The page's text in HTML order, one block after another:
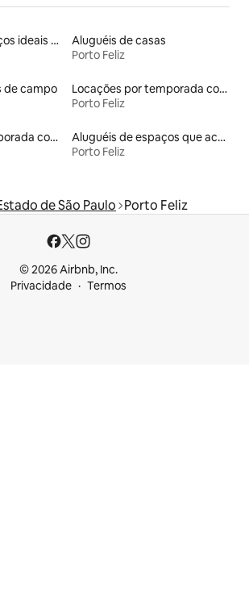
Aluguéis de espaços ideais para famílias
Aluguéis de casas
Porto Feliz
de campo
Locações por temporada com piscina
Porto Feliz
Aluguéis por temporada com acesso ao lago
Aluguéis de espaços que aceitam animais de estimação
Porto Feliz
de São Paulo Porto Feliz
© 2026 Airbnb, Inc.
Privacidade
Termos